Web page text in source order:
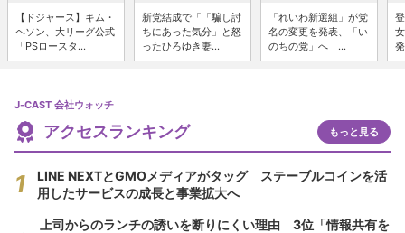
【ドジャース】キム・
ヘソン、大リーグ公式
「PSロースタ...
新党結成で「「騙し討
ちにあった気分」と怒
ったひろゆき妻...
「れいわ新選組」が党
名の変更を発表、「い
のちの党」へ ...
J-CAST 会社ウォッチ
アクセスランキング もっと見る
LINE NEXTとGMOメディアがタッグ ステーブルコインを活
用したサービスの成長と事業拡大へ
上司からのランチの誘いを断りにくい理由 3位「情報共有を